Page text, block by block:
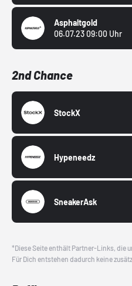
Asphaltgold
06.07.23 09:00 Uhr
2nd Chance
StockX
Hypeneedz
SneakerAsk
*Diese Seite enthält Partner-Links, die
Für Dich entstehen dadurch keine